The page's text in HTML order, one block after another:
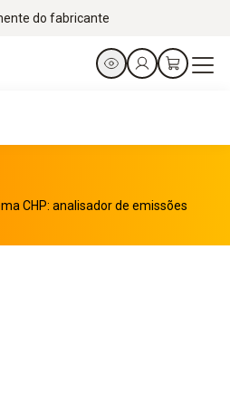
do fabricante
CHP: analisador de emissões